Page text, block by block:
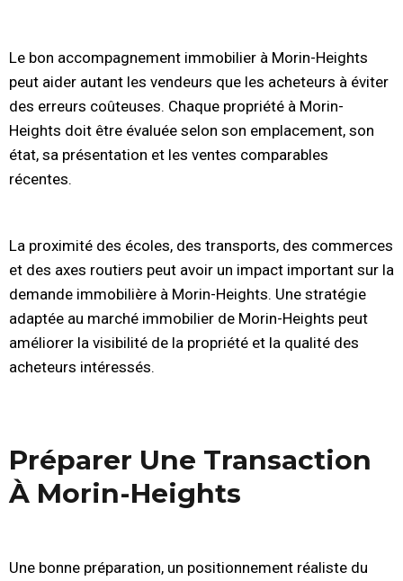
Le bon accompagnement immobilier à Morin-Heights
peut aider autant les vendeurs que les acheteurs à éviter
des erreurs coûteuses. Chaque propriété à Morin-
Heights doit être évaluée selon son emplacement, son
état, sa présentation et les ventes comparables
récentes.
La proximité des écoles, des transports, des commerces
et des axes routiers peut avoir un impact important sur la
demande immobilière à Morin-Heights. Une stratégie
adaptée au marché immobilier de Morin-Heights peut
améliorer la visibilité de la propriété et la qualité des
acheteurs intéressés.
Préparer Une Transaction
À Morin-Heights
Une bonne préparation, un positionnement réaliste du